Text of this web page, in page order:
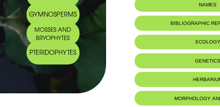
GYMNOSPERMS
MOSSES AND
BRYOPHYTES
PTERIDOPHYTES
NAMES
Common name: Anémone
Arabic name: شقَار فتَان
BIBLIOGRAPHIC
ECOLOGY
The east
Habitat : Terrains
EMR32.12 pg/
MORPHOLOGY